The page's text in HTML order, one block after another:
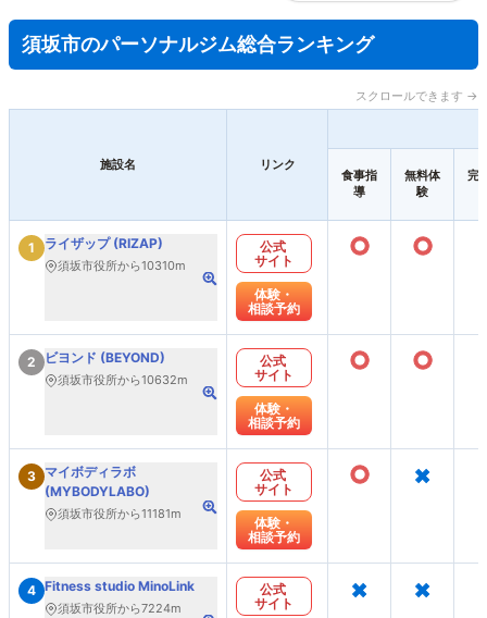
須坂市のパーソナルジム総合ランキング
スクロールできます →
施設名 リンク
食事指
導
無料体
験
完
1 ライザップ (RIZAP)
須坂市役所から10310m
公式
サイト
体験・
相談予約
○ ○
2 ビヨンド (BEYOND)
須坂市役所から10632m
公式
サイト
体験・
相談予約
○ ○
3 マイボディラボ
(MYBODYLABO)
須坂市役所から11181m
公式
サイト
体験・
相談予約
○ ×
4 Fitness studio MinoLink
須坂市役所から7224m
公式
サイト
× ×